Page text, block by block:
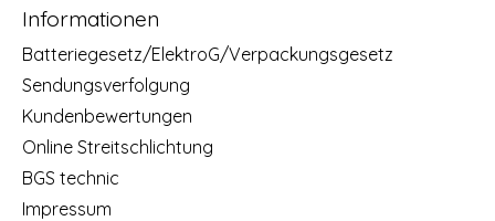
Informationen
Batteriegesetz/ElektroG/Verpackungsgesetz
Sendungsverfolgung
Kundenbewertungen
Online Streitschlichtung
BGS technic
Impressum